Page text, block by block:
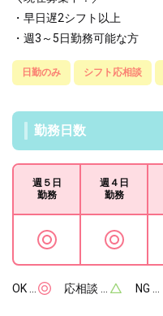
・早日遅2シフト以上
・週3～5日勤務可能な方
日勤のみ シフト応相談
勤務日数
週５日
勤務
週４日
勤務
OK … 応相談 … NG …